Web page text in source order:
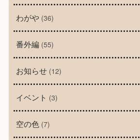
わがや(36)
番外編 (55)
お知らせ(12)
イベント (3)
空の色(7)